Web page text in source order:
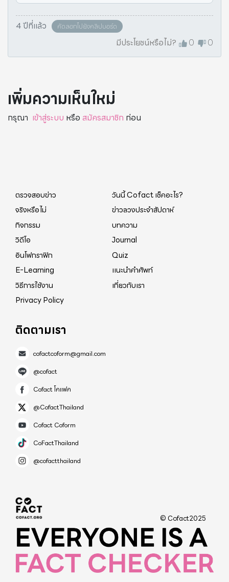
4 ปีที่แล้ว คัดลอกไปยังคลิปบอร์ด
มีประโยชน์หรือไม่? 0 0
เพิ่มความเห็นใหม่
กรุณา เข้าสู่ระบบ หรือ สมัครสมาชิก ก่อน
ตรวจสอบข่าว
วันนี้ Cofact เช็คอะไร?
จริงหรือไม่
ข่าวลวงประจำสัปดาห์
กิจกรรม
บทความ
วิดีโอ
Journal
อินโฟกราฟิก
Quiz
E-Learning
แนะนำคำศัพท์
วิธีการใช้งาน
เกี่ยวกับเรา
Privacy Policy
ติดตามเรา
cofactcoform@gmail.com
@cofact
Cofact โคแฟค
@CofactThailand
Cofact Coform
CoFactThailand
@cofactthailand
© Cofact2025